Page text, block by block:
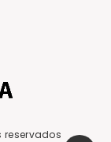
reservados